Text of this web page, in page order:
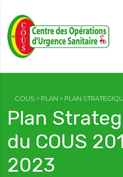
Plan
du COUS
2023
COUS > PLAN > PLAN